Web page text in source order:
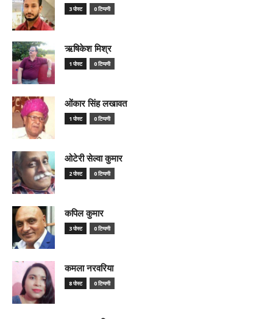
3 पोस्ट 0 टिप्पणी
ऋषिकेश मिश्र
1 पोस्ट 0 टिप्पणी
ओंकार सिंह लखावत
1 पोस्ट 0 टिप्पणी
ओटेरी सेल्वा कुमार
2 पोस्ट 0 टिप्पणी
कपिल कुमार
3 पोस्ट 0 टिप्पणी
कमला नरवरिया
8 पोस्ट 0 टिप्पणी